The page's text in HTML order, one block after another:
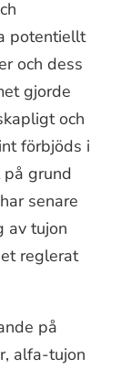
potentiellt
och dess
gjorde
och
förbjöds i
grund
senare
av tujon
reglerat
på
alfa-tujon